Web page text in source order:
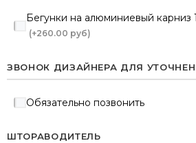
Бегунки на алюминиевый карниз
(+260.00 руб)
ЗВОНОК ДИЗАЙНЕРА ДЛЯ
Обязательно позвонить
ШТОРАВОДИТЕЛЬ